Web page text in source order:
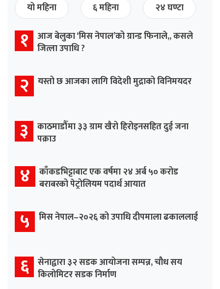
यो महिना
६ महिना २४ घण्टा
१
आज बेलुका ‘मिस नेपाल’को ग्रान्ड फिनाले,, कसले
जित्ला उपाधि ?
२ यस्तो छ आजका लागि विदेशी मुद्राको विनिमयदर
३
काठमाडौँमा ३३ ग्राम खैरो हिरोइनसहित दुई जना
पक्राउ
४
काँकडभिट्टाबाट एक वर्षमा २४ अर्ब ५० करोड
बराबरको पेट्रोलियम पदार्थ आयात
५ मिस नेपाल–२०२६ को उपाधि दीपमाला ढकाललाई
६ सेनाद्वारा ३२ सडक आयोजना सम्पन्न, चौध सय
किलोमिटर सडक निर्माण